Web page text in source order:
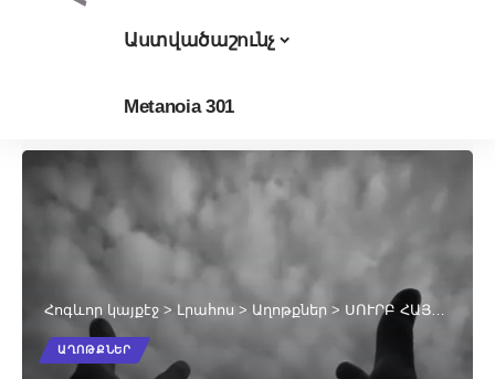
Աստվածաշունչ
Metanoia 301
Հոգևոր կայքէջ > Լրահոս > Աղոթքներ > ՍՈՒՐԲ ՀԱՅՐԵՐԻ ԱՄԵՆՕՐՅԱ ԱՂՈԹՔԸ
ԱՂՈԹՔՆԵՐ